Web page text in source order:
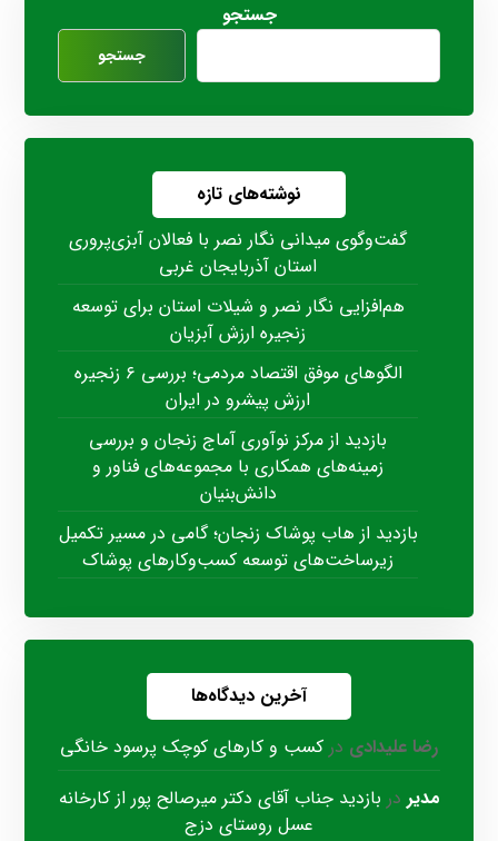
جستجو
جستجو
نوشته‌های تازه
گفت‌وگوی میدانی نگار نصر با فعالان آبزی‌پروری
استان آذربایجان غربی
هم‌افزایی نگار نصر و شیلات استان برای توسعه
زنجیره ارزش آبزیان
الگوهای موفق اقتصاد مردمی؛ بررسی ۶ زنجیره
ارزش پیشرو در ایران
بازدید از مرکز نوآوری آماج زنجان و بررسی
زمینه‌های همکاری با مجموعه‌های فناور و
دانش‌بنیان
بازدید از هاب پوشاک زنجان؛ گامی در مسیر تکمیل
زیرساخت‌های توسعه کسب‌وکارهای پوشاک
آخرین دیدگاه‌ها
رضا علیدادی در کسب و کارهای کوچک پرسود خانگی
مدیر در بازدید جناب آقای دکتر میرصالح پور از کارخانه
عسل روستای دزج